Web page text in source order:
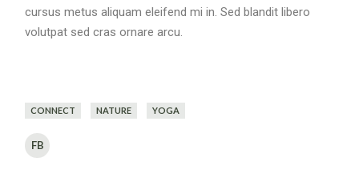
cursus metus aliquam eleifend mi in. Sed blandit libero
volutpat sed cras ornare arcu.
CONNECT NATURE YOGA
FB